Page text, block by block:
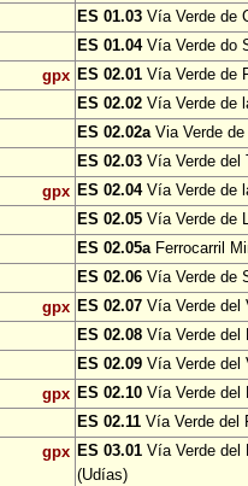
ES 01.03 Vía Verde de
ES 01.04Vía Verde do
gpx ES 02.01 Vía Verde de
ES 02.02 Vía Verde de
ES 02.02aVia Verde de
ES 02.03 Vía Verde del
gpx ES 02.04Vía Verde de
ES 02.05 Vía Verde de
ES 02.05aFerrocarril
ES 02.06 Vía Verde de
gpx ES 02.07 Vía Verde del
ES 02.08 Vía Verde del
ES 02.09 Vía Verde del
gpx ES 02.10 Vía Verde del
ES 02.11 Vía Verde del
gpx ES 03.01 Vía Verde del
(Udías)